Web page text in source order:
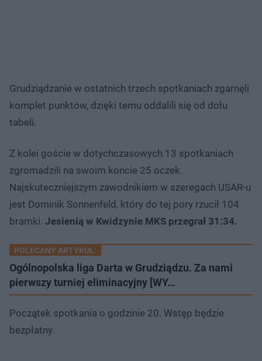
Grudziądzanie w ostatnich trzech spotkaniach zgarnęli
komplet punktów, dzięki temu oddalili się od dołu
tabeli.
Z kolei goście w dotychczasowych 13 spotkaniach
zgromadzili na swoim koncie 25 oczek.
Najskuteczniejszym zawodnikiem w szeregach USAR-u
jest Dominik Sonnenfeld, który do tej pory rzucił 104
bramki. Jesienią w Kwidzynie MKS przegrał 31:34.
POLECANY ARTYKUŁ:
Ogólnopolska liga Darta w Grudziądzu. Za nami
pierwszy turniej eliminacyjny [WY…
Początek spotkania o godzinie 20. Wstęp będzie
bezpłatny.